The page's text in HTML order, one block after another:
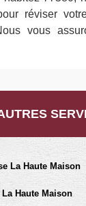
réviser
vous
La Haute Maison
Haute Maison